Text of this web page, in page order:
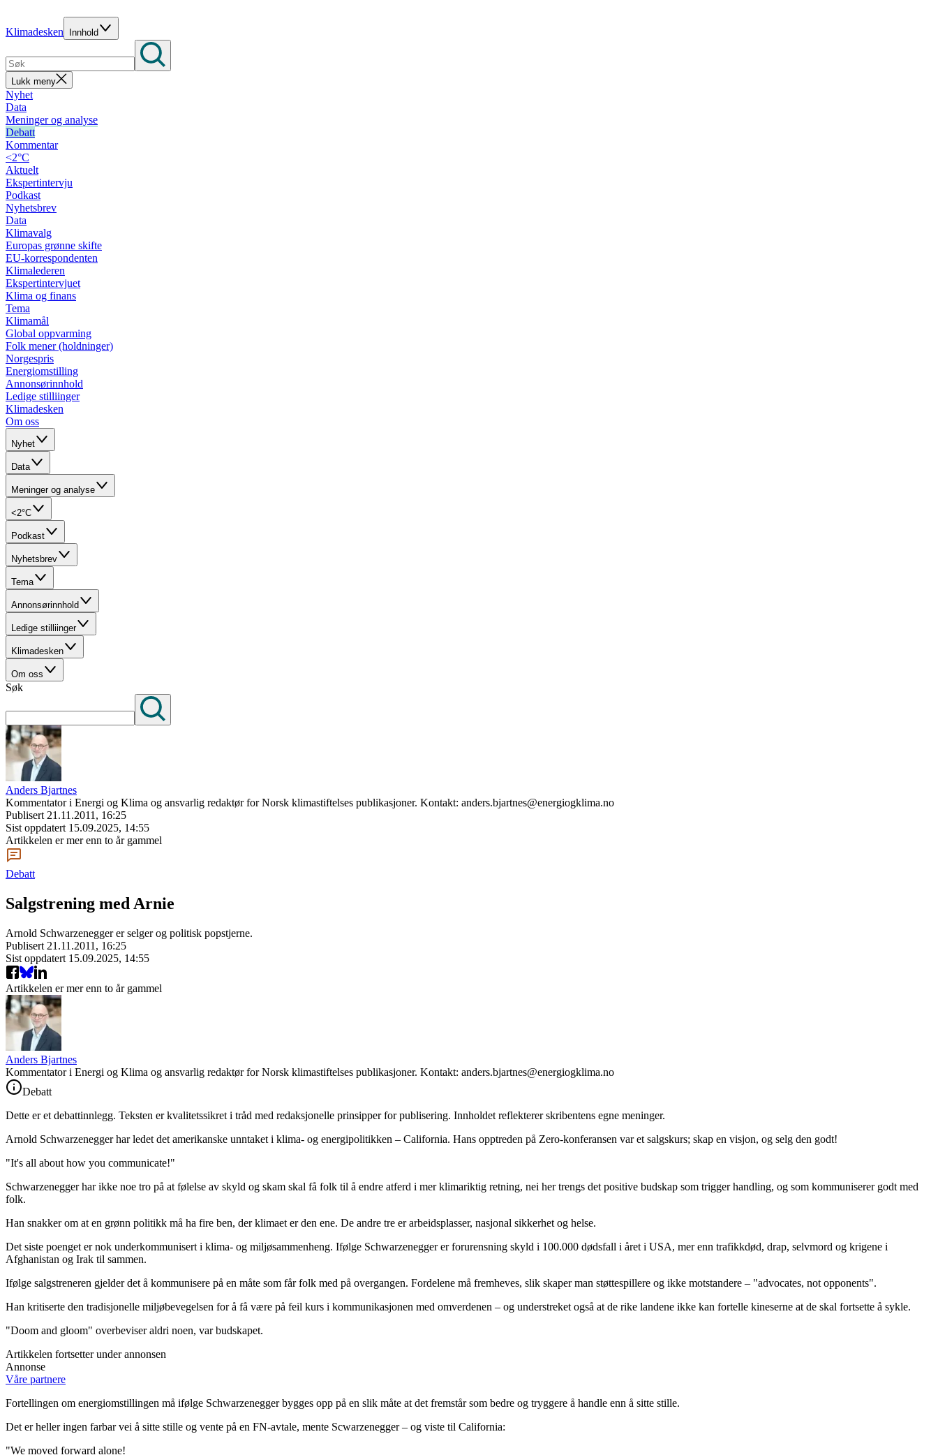
Klimadesken Innhold
Lukk meny
Nyhet
Data
Meninger og analyse
Debatt
Kommentar
<2°C
Aktuelt
Ekspertintervju
Podkast
Nyhetsbrev
Data
Klimavalg
Europas grønne skifte
EU-korrespondenten
Klimalederen
Ekspertintervjuet
Klima og finans
Tema
Klimamål
Global oppvarming
Folk mener (holdninger)
Norgespris
Energiomstilling
Annonsørinnhold
Ledige stilliinger
Klimadesken
Om oss
Nyhet
Data
Meninger og analyse
<2°C
Podkast
Nyhetsbrev
Tema
Annonsørinnhold
Ledige stilliinger
Klimadesken
Om oss
Søk
Anders Bjartnes
Kommentator i Energi og Klima og ansvarlig redaktør for Norsk klimastiftelses publikasjoner. Kontakt: anders.bjartnes@energiogklima.no
Publisert 21.11.2011, 16:25
Sist oppdatert 15.09.2025, 14:55
Artikkelen er mer enn to år gammel
Debatt
Salgstrening med Arnie
Arnold Schwarzenegger er selger og politisk popstjerne.
Publisert 21.11.2011, 16:25
Sist oppdatert 15.09.2025, 14:55
Artikkelen er mer enn to år gammel
Anders Bjartnes
Kommentator i Energi og Klima og ansvarlig redaktør for Norsk klimastiftelses publikasjoner. Kontakt: anders.bjartnes@energiogklima.no
Debatt
Dette er et debattinnlegg. Teksten er kvalitetssikret i tråd med redaksjonelle prinsipper for publisering. Innholdet reflekterer skribentens egne meninger.
Arnold Schwarzenegger har ledet det amerikanske unntaket i klima- og energipolitikken – California. Hans opptreden på Zero-konferansen var et salgskurs; skap en visjon, og selg den godt!
"It's all about how you communicate!"
Schwarzenegger har ikke noe tro på at følelse av skyld og skam skal få folk til å endre atferd i mer klimariktig retning, nei her trengs det positive budskap som trigger handling, og som kommuniserer godt med
folk.
Han snakker om at en grønn politikk må ha fire ben, der klimaet er den ene. De andre tre er arbeidsplasser, nasjonal sikkerhet og helse.
Det siste poenget er nok underkommunisert i klima- og miljøsammenheng. Ifølge Schwarzenegger er forurensning skyld i 100.000 dødsfall i året i USA, mer enn trafikkdød, drap, selvmord og krigene i
Afghanistan og Irak til sammen.
Ifølge salgstreneren gjelder det å kommunisere på en måte som får folk med på overgangen. Fordelene må fremheves, slik skaper man støttespillere og ikke motstandere – "advocates, not opponents".
Han kritiserte den tradisjonelle miljøbevegelsen for å få være på feil kurs i kommunikasjonen med omverdenen – og understreket også at de rike landene ikke kan fortelle kineserne at de skal fortsette å sykle.
"Doom and gloom" overbeviser aldri noen, var budskapet.
Artikkelen fortsetter under annonsen
Annonse
Våre partnere
Fortellingen om energiomstillingen må ifølge Schwarzenegger bygges opp på en slik måte at det fremstår som bedre og tryggere å handle enn å sitte stille.
Det er heller ingen farbar vei å sitte stille og vente på en FN-avtale, mente Scwarzenegger – og viste til California:
"We moved forward alone!